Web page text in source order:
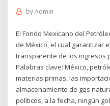
byAdmin
El Fondo Mexicano del
de México, el cual garantizar
transparente de los ingresos
Palabras clave: México,
materias primas, las
almacenamiento de gas
políticos, a la fecha, ningún